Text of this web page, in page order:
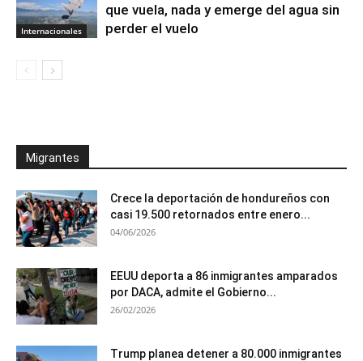
Internacionales
que vuela, nada y emerge del agua sin
perder el vuelo
Migrantes
Crece la deportación de hondureños con
casi 19.500 retornados entre enero...
04/06/2026
EEUU deporta a 86 inmigrantes amparados
por DACA, admite el Gobierno...
26/02/2026
Trump planea detener a 80.000 inmigrantes